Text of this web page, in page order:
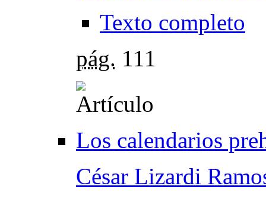
Texto completo
pág. 111
Los calendarios
César Lizardi